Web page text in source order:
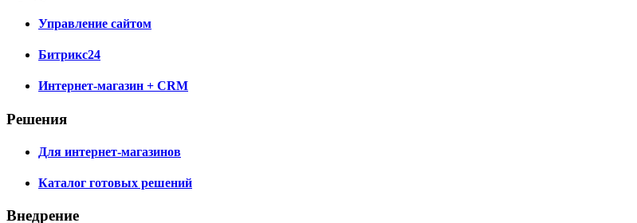
Управление сайтом
Битрикс24
Интернет-магазин + CRM
Решения
Для интернет-магазинов
Каталог готовых решений
Внедрение